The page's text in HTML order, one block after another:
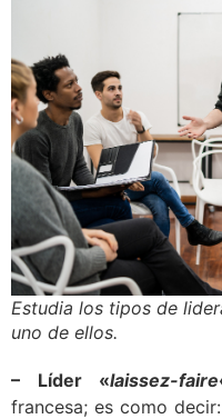
Estudia los tipos de
uno de ellos.
– Líder «laissez-faire
francesa; es como